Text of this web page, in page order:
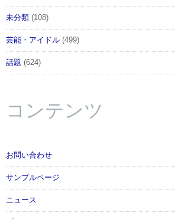
未分類 (108)
芸能・アイドル (499)
話題 (624)
コンテンツ
お問い合わせ
サンプルページ
ニュース